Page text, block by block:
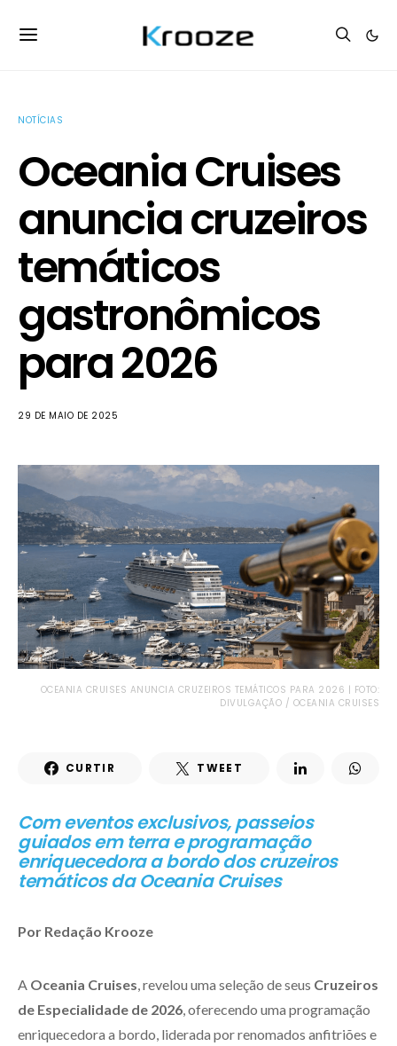
NOTÍCIAS
Oceania Cruises
anuncia cruzeiros
temáticos
gastronômicos
para 2026
29 DE MAIO DE 2025
OCEANIA CRUISES ANUNCIA CRUZEIROS TEMÁTICOS PARA 2026 | FOTO:
DIVULGAÇÃO / OCEANIA CRUISES
CURTIR TWEET
Com eventos exclusivos, passeios
guiados em terra e programação
enriquecedora a bordo dos cruzeiros
temáticos da Oceania Cruises
Por Redação Krooze
A Oceania Cruises , revelou uma seleção de seus Cruzeiros
de Especialidade de 2026 , oferecendo uma programação
enriquecedora a bordo, liderada por renomados anfitriões e